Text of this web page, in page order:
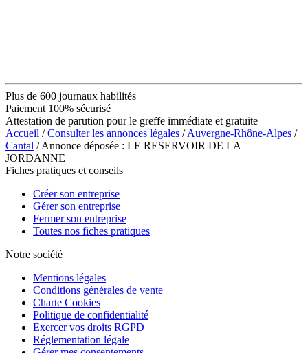
Plus de 600 journaux habilités
Paiement 100% sécurisé
Attestation de parution pour le greffe immédiate et gratuite
Accueil /Consulter les annonces légales /Auvergne-Rhône-Alpes /
Cantal / Annonce déposée : LE RESERVOIR DE LA
JORDANNE
Fiches pratiques et conseils
Créer son entreprise
Gérer son entreprise
Fermer son entreprise
Toutes nos fiches pratiques
Notre société
Mentions légales
Conditions générales de vente
Charte Cookies
Politique de confidentialité
Exercer vos droits RGPD
Réglementation légale